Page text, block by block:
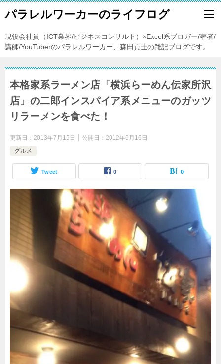
パラレルワーカーのライフログ
現役会社員（ICT業界/ビジネスコンサルト）×Excel系ブロガー/著者/
講師/YouTuberのパラレルワーカー、森田貢士の雑記ブログです。
本格家系ラーメン店「横浜らーめん伝家所沢
店」の二郎インスパイア系メニューのガッツ
リラーメンを食べた！
更新日： 2013年7月15日 公開日： 2012年6月16日
グルメ
Tweet 0 0